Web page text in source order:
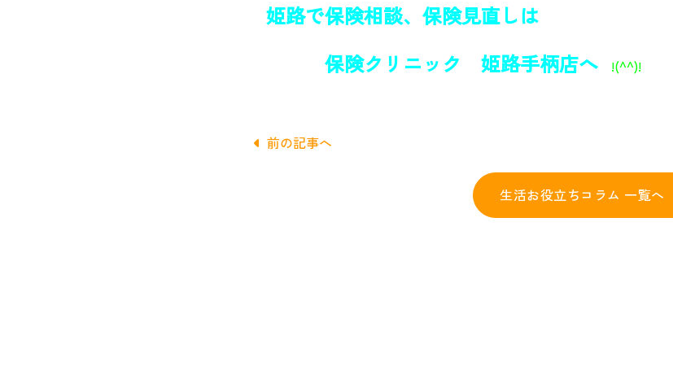
姫路で保険相談、保険見直しは
保険クリニック 姫路手柄店へ
!(^^)!
前の記事へ
生活お役立ちコラム 一覧へ